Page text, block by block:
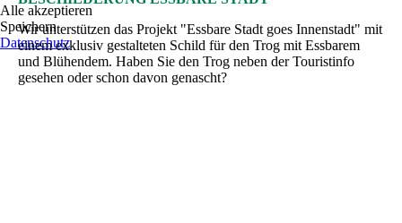
Wir unterstützen das Projekt "Essbare Stadt goes Innenstadt" mit
einem exklusiv gestalteten Schild für den Trog mit Essbarem
und Blühendem. Haben Sie den Trog neben der Touristinfo
gesehen oder schon davon genascht?
Alle akzeptieren
Speichern
Datenschutz